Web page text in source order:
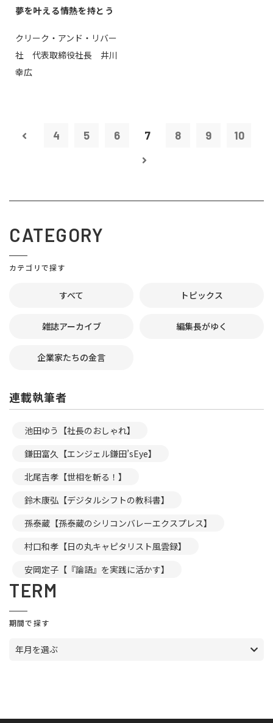
夢を叶える情熱を持とう
クリーク・アンド・リバー
社 代表取締役社長 井川
幸広
4 5 6 7 8 9 10
CATEGORY
カテゴリで探す
すべて トピックス
雑誌アーカイブ 編集長がゆく
企業家たちの金言
連載執筆者
池田ゆう【社長のおしゃれ】
鎌田富久【エンジェル鎌田’sEye】
北尾吉孝【世相を斬る！】
鈴木康弘【デジタルシフトの教科書】
孫泰蔵【孫泰蔵のシリコンバレーエクスプレス】
村口和孝【日の丸キャピタリスト風雲録】
安岡定子【『論語』を実践に活かす】
TERM
期間で探す
年月を選ぶ